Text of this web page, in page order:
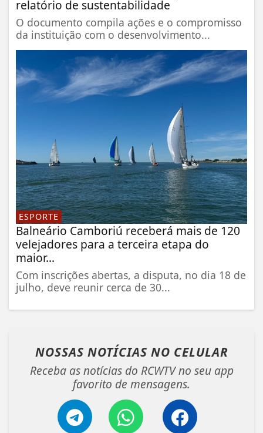
relatório de sustentabilidade
O documento compila ações e o compromisso
da instituição com o desenvolvimento...
ESPORTE
Balneário Camboriú receberá mais de 120
velejadores para a terceira etapa do
maior...
Com inscrições abertas, a disputa, no dia 18 de
julho, deve reunir cerca de 30...
NOSSAS NOTÍCIAS NO CELULAR
Receba as notícias do RCWTV no seu app
favorito de mensagens.